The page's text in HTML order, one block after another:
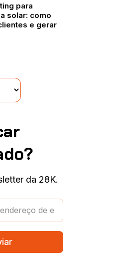
para
solar: como
e gerar
da 28K.